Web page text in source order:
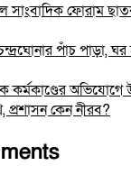
সাংবাদিক ফোরাম
পাঁচ পাড়া,
অভিযোগে
প্রশাসন কেন নীরব?